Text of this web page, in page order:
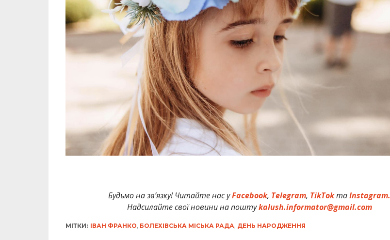
Будьмо на зв’язку! Читайте нас уFacebook, Telegram, TikTokтаInstagram.
Надсилайте свої новини на поштуkalush.informator@gmail.com
МІТКИ: ІВАН ФРАНКО, БОЛЕХІВСЬКА МІСЬКА РАДА, ДЕНЬ НАРОДЖЕННЯ